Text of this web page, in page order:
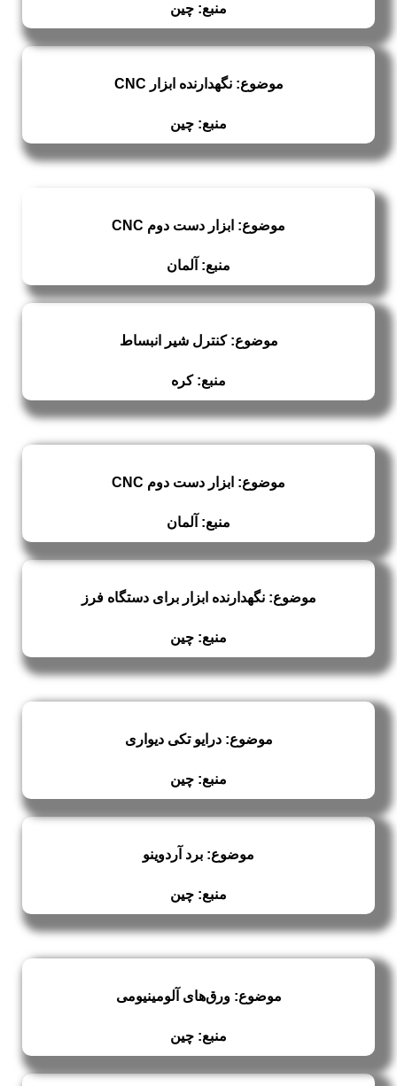
منبع: چین
موضوع: نگهدارنده ابزار CNC
منبع: چین
موضوع: ابزار دست دوم CNC
منبع: آلمان
موضوع: کنترل شیر انبساط
منبع: کره
موضوع: ابزار دست دوم CNC
منبع: آلمان
موضوع: نگهدارنده ابزار برای دستگاه فرز
منبع: چین
موضوع: درایو تکی دیواری
منبع: چین
موضوع: برد آردوینو
منبع: چین
موضوع: ورق‌های آلومینیومی
منبع: چین